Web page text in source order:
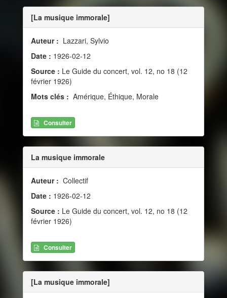
[La musique immorale]
Auteur : Lazzari, Sylvio
Date : 1926-02-12
Source : Le Guide du concert, vol. 12, no 18 (12
février 1926)
Mots clés : Amérique, Éthique, Morale
Consulter
La musique immorale
Auteur : Collectif
Date : 1926-02-12
Source : Le Guide du concert, vol. 12, no 18 (12
février 1926)
Consulter
[La musique immorale]